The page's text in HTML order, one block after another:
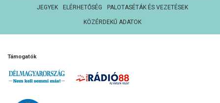
JEGYEK ELÉRHETŐSÉG PALOTASÉTÁK ÉS VEZETÉSEK
KÖZÉRDEKŰ ADATOK
Támogatók